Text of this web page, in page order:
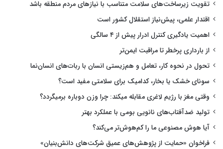
تقویت زیرساخت‌های سلامت متناسب با نیازهای مردم منطقه باشد
اقتدار علمی، پیش‌نیاز استقلال کشور است
اهمیت یادگیری کنترل ادرار پیش از ۴ سالگی
از بارداری پرخطر تا مراقبت ایمن‌تر
تحول در نحوه کار، تعامل و هم‌زیستی انسان با ربات‌های انسان‌نما
سونای خشک یا بخار، کدامیک برای سلامتی مفید است؟
وقتی مغز با رژیم لاغری مقابله میکند: چرا وزن دوباره برمیگردد؟
تولید ضدآفتاب‌های نانویی بومی با عملکرد بهتر
آیا هوش مصنوعی ما را کم‌هوش‌تر می‌کند؟
فراخوان «حمایت از پژوهش‌های عمیق شرکت‌های دانش‌بنیان»